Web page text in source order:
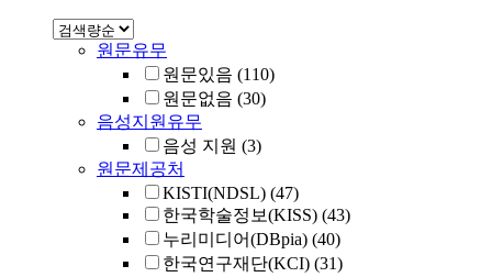
원문유무
원문있음 (110)
원문없음 (30)
음성지원유무
음성 지원 (3)
원문제공처
KISTI(NDSL) (47)
한국학술정보(KISS) (43)
누리미디어(DBpia) (40)
한국연구재단(KCI) (31)